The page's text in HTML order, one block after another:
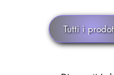
Tutti i